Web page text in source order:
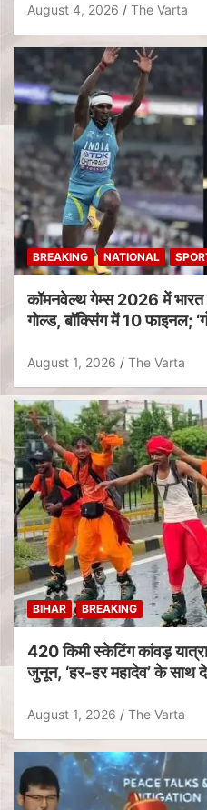
August 4, 2026 The Varta
BREAKING NATIONAL
कॉमनवेल्थ गेम्स 2026 में भारत
गोल्ड, बॉक्सिंग में 10 फाइनल;
August 1, 2026 The Varta
BIHAR BREAKING
420 किमी स्केटिंग कांवड़
जुनून, ‘हर-हर महादेव’ के
August 1, 2026 The Varta